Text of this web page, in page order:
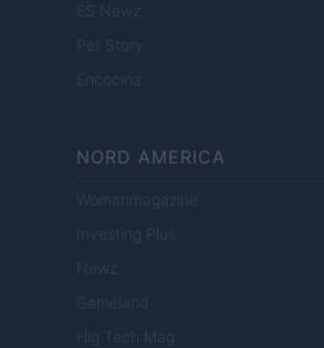
ES Newz
Pet Story
Encocina
NORD AMERICA
Womanmagazine
Investing Plus
Newz
Gameland
Hig Tech Mag